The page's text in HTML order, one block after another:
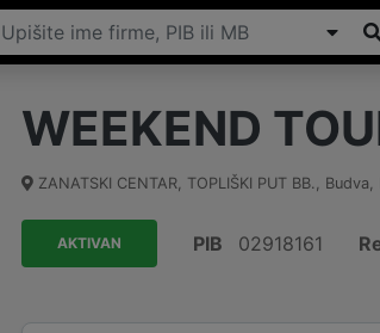
WEEKEND
ZANATSKI CENTAR, TOPLIŠKI PUT BB., Budva,
AKTIVAN PIB 02918161